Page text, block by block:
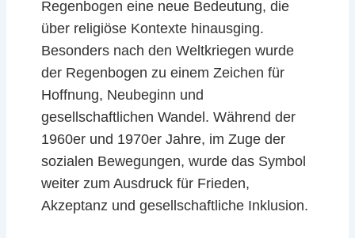
Regenbogen eine neue Bedeutung, die
über religiöse Kontexte hinausging.
Besonders nach den Weltkriegen wurde
der Regenbogen zu einem Zeichen für
Hoffnung, Neubeginn und
gesellschaftlichen Wandel. Während der
1960er und 1970er Jahre, im Zuge der
sozialen Bewegungen, wurde das Symbol
weiter zum Ausdruck für Frieden,
Akzeptanz und gesellschaftliche Inklusion.